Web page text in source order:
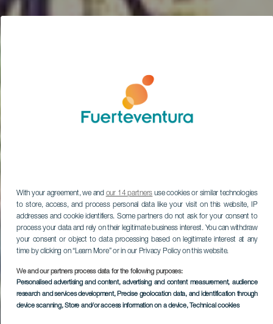
With your agreement, we and our 14 partners use cookies or similar technologies
to store, access, and process personal data like your visit on this website, IP
addresses and cookie identifiers. Some partners do not ask for your consent to
process your data and rely on their legitimate business interest. You can withdraw
your consent or object to data processing based on legitimate interest at any
time by clicking on “Learn More” or in our Privacy Policy on this website.
We and our partners process data for the following purposes:
Personalised advertising and content, advertising and content measurement, audience
research and services development, Precise geolocation data, and identification through
device scanning, Store and/or access information on a device, Technical cookies